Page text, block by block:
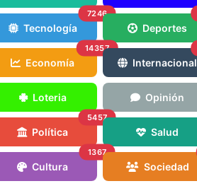
Tecnología
7246
Deportes
Economía
14357
Internacional
Loteria Opinión
Política
5457
Salud
Cultura
1367
Sociedad